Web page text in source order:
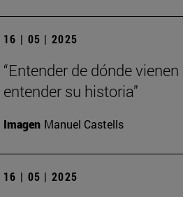
16 | 05 | 2025
“Entender de dónde
entender su historia”
Imagen Manuel Castells
16 | 05 | 2025